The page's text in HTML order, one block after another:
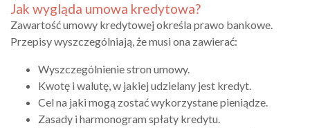
Jak wygląda umowa kredytowa?
Zawartość umowy kredytowej określa prawo bankowe.
Przepisy wyszczególniają, że musi ona zawierać:
Wyszczególnienie stron umowy.
Kwotę i walutę, w jakiej udzielany jest kredyt.
Cel na jaki mogą zostać wykorzystane pieniądze.
Zasady i harmonogram spłaty kredytu.